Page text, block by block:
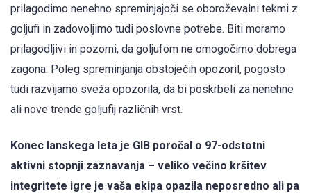
prilagodimo nenehno spreminjajoči se oboroževalni tekmi z
goljufi in zadovoljimo tudi poslovne potrebe. Biti moramo
prilagodljivi in pozorni, da goljufom ne omogočimo dobrega
zagona. Poleg spreminjanja obstoječih opozoril, pogosto
tudi razvijamo sveža opozorila, da bi poskrbeli za nenehne
ali nove trende goljufij različnih vrst.
Konec lanskega leta je GIB poročal o 97-odstotni
aktivni stopnji zaznavanja – veliko večino kršitev
integritete igre je vaša ekipa opazila neposredno ali pa